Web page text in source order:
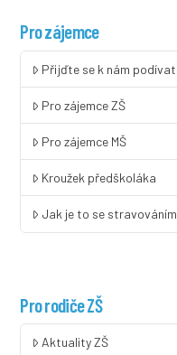
Pro zájemce
Přijďte se k nám podívat
Pro zájemce ZŠ
Pro zájemce MŠ
Kroužek předškoláka
Jak je to se stravováním
Pro rodiče ZŠ
Aktuality ZŠ